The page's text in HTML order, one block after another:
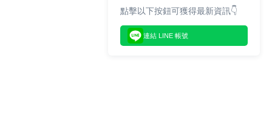
點擊以下按鈕可獲得最新資訊👇
連結 LINE 帳號